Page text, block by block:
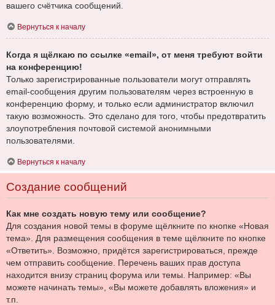
вашего счётчика сообщений.
Вернуться к началу
Когда я щёлкаю по ссылке «email», от меня требуют войти
на конференцию!
Только зарегистрированные пользователи могут отправлять
email-сообщения другим пользователям через встроенную в
конференцию форму, и только если администратор включил
такую возможность. Это сделано для того, чтобы предотвратить
злоупотребления почтовой системой анонимными
пользователями.
Вернуться к началу
Создание сообщений
Как мне создать новую тему или сообщение?
Для создания новой темы в форуме щёлкните по кнопке «Новая
тема». Для размещения сообщения в теме щёлкните по кнопке
«Ответить». Возможно, придётся зарегистрироваться, прежде
чем отправить сообщение. Перечень ваших прав доступа
находится внизу страниц форума или темы. Например: «Вы
можете начинать темы», «Вы можете добавлять вложения» и
т.п.